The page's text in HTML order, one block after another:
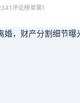
评论榜单第1